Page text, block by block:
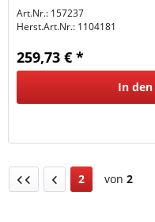
Art.Nr.: 157237
Herst.Art.Nr.: 1104181
259,73 € *
In den
2 von 2